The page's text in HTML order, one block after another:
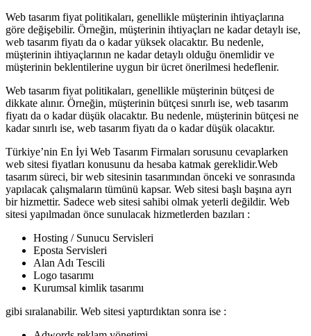
Web tasarım fiyat politikaları, genellikle müşterinin ihtiyaçlarına
göre değişebilir. Örneğin, müşterinin ihtiyaçları ne kadar detaylı ise,
web tasarım fiyatı da o kadar yüksek olacaktır. Bu nedenle,
müşterinin ihtiyaçlarının ne kadar detaylı olduğu önemlidir ve
müşterinin beklentilerine uygun bir ücret önerilmesi hedeflenir.
Web tasarım fiyat politikaları, genellikle müşterinin bütçesi de
dikkate alınır. Örneğin, müşterinin bütçesi sınırlı ise, web tasarım
fiyatı da o kadar düşük olacaktır. Bu nedenle, müşterinin bütçesi ne
kadar sınırlı ise, web tasarım fiyatı da o kadar düşük olacaktır.
Türkiye’nin En İyi Web Tasarım Firmaları sorusunu cevaplarken
web sitesi fiyatları konusunu da hesaba katmak gereklidir.Web
tasarım süreci, bir web sitesinin tasarımından önceki ve sonrasında
yapılacak çalışmaların tümünü kapsar. Web sitesi başlı başına ayrı
bir hizmettir. Sadece web sitesi sahibi olmak yeterli değildir. Web
sitesi yapılmadan önce sunulacak hizmetlerden bazıları :
Hosting / Sunucu Servisleri
Eposta Servisleri
Alan Adı Tescili
Logo tasarımı
Kurumsal kimlik tasarımı
gibi sıralanabilir. Web sitesi yaptırdıktan sonra ise :